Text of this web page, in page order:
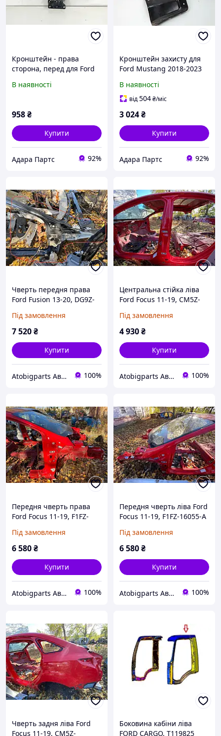
Кронштейн - права
сторона, перед для Ford
restyle) (FR3Z63101A02B)
В наявності
958₴
Купити
Адара Партс 92%
Кронштейн захисту для
Ford Mustang 2018-2023
(FR3Z6302000B)
В наявності
від504₴/міс
3 024₴
Купити
Адара Партс 92%
Чверть передня права
Ford Fusion 13-20, DG9Z-
Під замовлення
7 520₴
Купити
Atobigparts Автозапчастини 100%
Центральна стійка ліва
Ford Focus 11-19, CM5Z-
Під замовлення
4 930₴
Купити
Atobigparts Автозапчастини 100%
Передня чверть права
Ford Focus 11-19, F1FZ-
Під замовлення
6 580₴
Купити
Atobigparts Автозапчастини 100%
Передня чверть ліва Ford
Focus 11-19, F1FZ-16055-A
Під замовлення
6 580₴
Купити
Atobigparts Автозапчастини 100%
Чверть задня ліва Ford
Focus 11-19, CM5Z-
Боковина кабіни ліва
FORD CARGO, T119825